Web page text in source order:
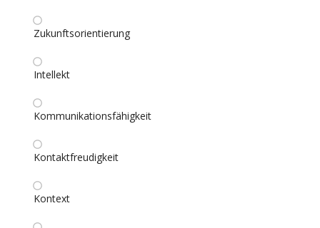
Zukunftsorientierung
Intellekt
Kommunikationsfähigkeit
Kontaktfreudigkeit
Kontext